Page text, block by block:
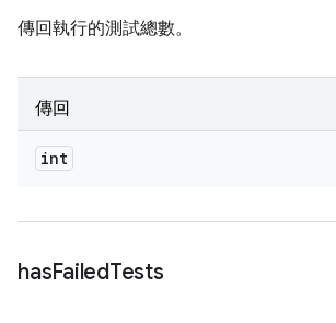
傳回執行的測試總數。
傳回
int
hasFailedTests